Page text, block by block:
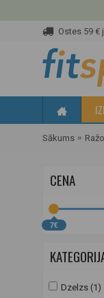
Ostes 59 €
Sākums
CENA
7€
Dzelzs (1)